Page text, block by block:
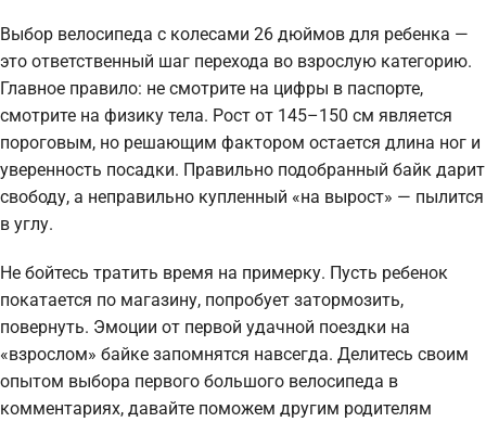
Выбор велосипеда с колесами 26 дюймов для ребенка —
это ответственный шаг перехода во взрослую категорию.
Главное правило: не смотрите на цифры в паспорте,
смотрите на физику тела. Рост от 145–150 см является
пороговым, но решающим фактором остается длина ног и
уверенность посадки. Правильно подобранный байк дарит
свободу, а неправильно купленный «на вырост» — пылится
в углу.
Не бойтесь тратить время на примерку. Пусть ребенок
покатается по магазину, попробует затормозить,
повернуть. Эмоции от первой удачной поездки на
«взрослом» байке запомнятся навсегда. Делитесь своим
опытом выбора первого большого велосипеда в
комментариях, давайте поможем другим родителям